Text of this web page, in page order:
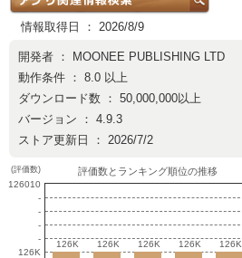
情報取得日 ： 2026/8/9
開発者 ：
MOONEE PUBLISHING LTD
動作条件 ： 8.0 以上
ダウンロード数 ： 50,000,000以上
バージョン ： 4.9.3
ストア更新日 ： 2026/7/2
(評価数)
126010
-
-
-
-
126K
評価数とランキング順位の推移
126K
126K 126K
126K 126K
126K 126K
126K 126K
126K